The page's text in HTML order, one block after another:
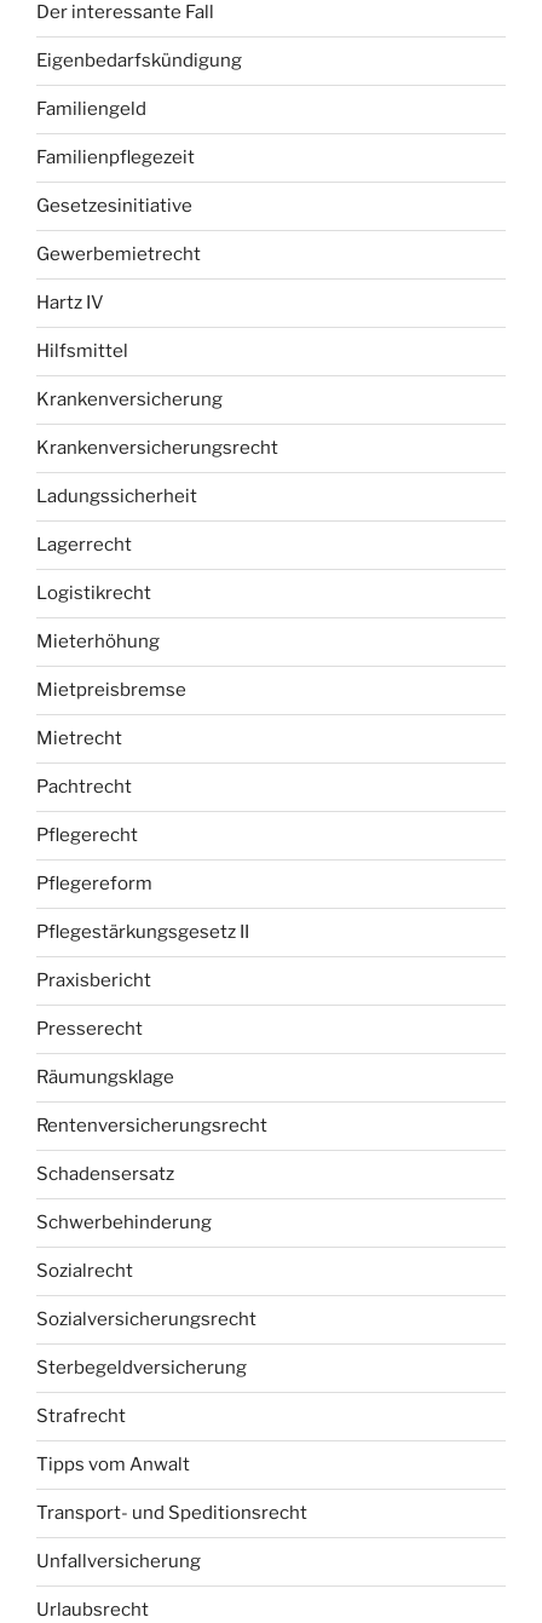
Der interessante Fall
Eigenbedarfskündigung
Familiengeld
Familienpflegezeit
Gesetzesinitiative
Gewerbemietrecht
Hartz IV
Hilfsmittel
Krankenversicherung
Krankenversicherungsrecht
Ladungssicherheit
Lagerrecht
Logistikrecht
Mieterhöhung
Mietpreisbremse
Mietrecht
Pachtrecht
Pflegerecht
Pflegereform
Pflegestärkungsgesetz II
Praxisbericht
Presserecht
Räumungsklage
Rentenversicherungsrecht
Schadensersatz
Schwerbehinderung
Sozialrecht
Sozialversicherungsrecht
Sterbegeldversicherung
Strafrecht
Tipps vom Anwalt
Transport- und Speditionsrecht
Unfallversicherung
Urlaubsrecht